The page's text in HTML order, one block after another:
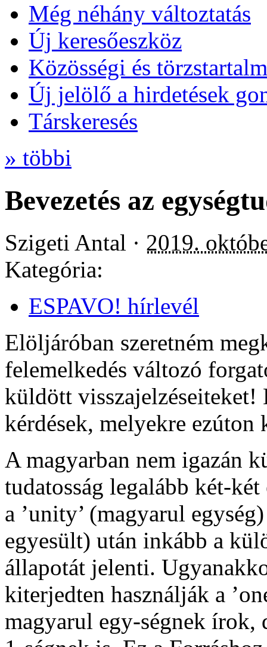
Még néhány változtatás
Új keresőeszköz
Közösségi és
Új jelölő a hirdetések
Társkeresés
» többi
Bevezetés az
Szigeti Antal · 2019.
Kategória:
ESPAVO! hírlevél
Elöljáróban szeretném
felemelkedés változó
küldött
kérdések, melyekre ezúton
A magyarban nem igazán
tudatosság legalább két-
a ’unity’ (magyarul
egyesült) után inkább a
állapotát jelenti.
kiterjedten használják a
magyarul egy-ségnek írok,